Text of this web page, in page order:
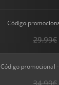
Código
29.99€
Código promocional